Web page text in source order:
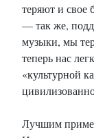
теряют и свое
— так же,
музыки, мы
теперь нас
«культурной
Лучшим